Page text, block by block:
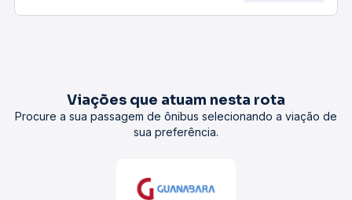
Viações que atuam nesta rota
Procure a sua passagem de ônibus selecionando a viação de
sua preferência.